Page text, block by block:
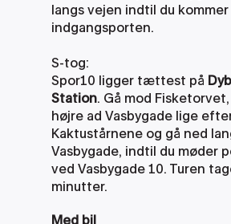
langs vejen indtil du
indgangsporten.
S-tog:
Spor10 ligger tættest på
Station. Gå mod
højre ad Vasbygade lige
Kaktustårnene og gå ned
Vasbygade, indtil du møder
ved Vasbygade 10. Turen
minutter.
Med bil